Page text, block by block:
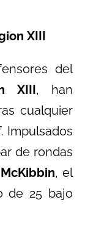
XIII
del
XIII, han
cualquier
Impulsados
de rondas
, el
de 25 bajo